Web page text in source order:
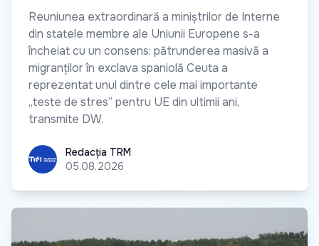
Reuniunea extraordinară a miniștrilor de Interne
din statele membre ale Uniunii Europene s-a
încheiat cu un consens: pătrunderea masivă a
migranților în exclava spaniolă Ceuta a
reprezentat unul dintre cele mai importante
„teste de stres” pentru UE din ultimii ani,
transmite DW.
Redacția TRM
Redacția TRM
05.08.2026